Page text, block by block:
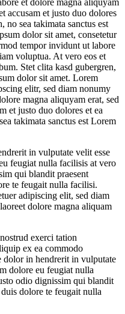
et dolore magna aliquyam
accusam et justo duo dolores
no sea takimata sanctus est
dolor sit amet, consetetur
tempor invidunt ut labore
voluptua. At vero eos et
Stet clita kasd gubergren,
dolor sit amet. Lorem
elitr, sed diam nonumy
magna aliquyam erat, sed
et justo duo dolores et ea
takimata sanctus est Lorem
in vulputate velit esse
feugiat nulla facilisis at vero
qui blandit praesent
te feugait nulla facilisi.
adipiscing elit, sed diam
dolore magna aliquam
exerci tation
ex ea commodo
dolor in hendrerit in vulputate
dolore eu feugiat nulla
odio dignissim qui blandit
dolore te feugait nulla